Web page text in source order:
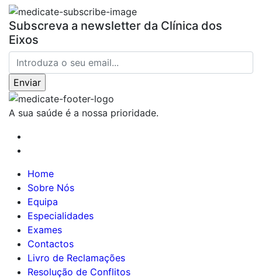
Subscreva a newsletter da Clínica dos
Eixos
A sua saúde é a nossa prioridade.
Home
Sobre Nós
Equipa
Especialidades
Exames
Contactos
Livro de Reclamações
Resolução de Conflitos